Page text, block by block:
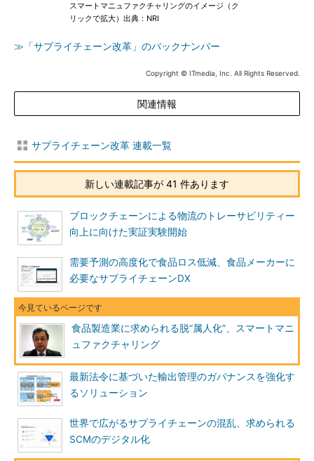
スマートマニュファクチャリングのイメージ（ク
リックで拡大）出典：NRI
≫「サプライチェーン改革」のバックナンバー
Copyright © ITmedia, Inc. All Rights Reserved.
関連情報
サプライチェーン改革 連載一覧
新しい連載記事が 41 件あります
ブロックチェーンによる物流のトレーサビリティー
向上に向けた実証実験開始
需要予測の高度化で食品ロス低減、食品メーカーに
必要なサプライチェーンDX
食品製造業に求められる脱“属人化”、スマートマニ
ュファクチャリング
最新法令に基づいた輸出管理のガバナンスを強化す
るソリューション
世界で広がるサプライチェーンの混乱、求められる
SCMのデジタル化